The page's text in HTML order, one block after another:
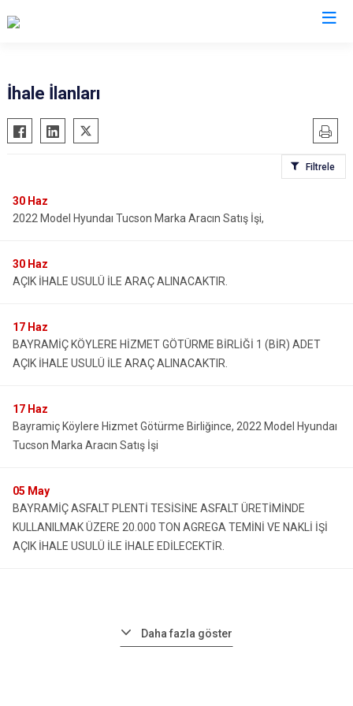
Ayvacık
Bayramiç
Bozcaada
Çan
Yenice
İhale İlanları
Filtrele
30 Haz
2022 Model Hyundaı Tucson Marka Aracın Satış İşi,
30 Haz
AÇIK İHALE USULÜ İLE ARAÇ ALINACAKTIR.
17 Haz
BAYRAMİÇ KÖYLERE HİZMET GÖTÜRME BİRLİĞİ 1 (BİR) ADET
AÇIK İHALE USULÜ İLE ARAÇ ALINACAKTIR.
17 Haz
Bayramiç Köylere Hizmet Götürme Birliğince, 2022 Model Hyundaı
Tucson Marka Aracın Satış İşi
05 May
BAYRAMİÇ ASFALT PLENTİ TESİSİNE ASFALT ÜRETİMİNDE
KULLANILMAK ÜZERE 20.000 TON AGREGA TEMİNİ VE NAKLİ İŞİ
AÇIK İHALE USULÜ İLE İHALE EDİLECEKTİR.
Daha fazla göster